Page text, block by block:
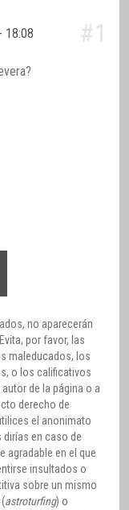
18:08 #1
no aparecerán
por favor, las
maleducados, los
o los calificativos
de la página o a
derecho de
el anonimato
en caso de
agradable en el que
insultados o
sobre un mismo
astroturfing) o